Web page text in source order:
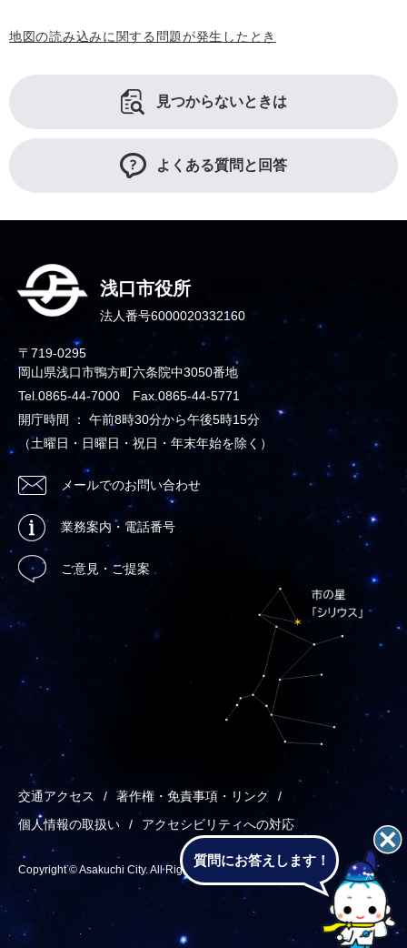
地図の読み込みに関する問題が発生したとき
見つからないときは
よくある質問と回答
浅口市役所
法人番号6000020332160
〒719-0295
岡山県浅口市鴨方町六条院中3050番地
Tel.0865-44-7000 Fax.0865-44-5771
開庁時間 ： 午前8時30分から午後5時15分
（土曜日・日曜日・祝日・年末年始を除く）
メールでのお問い合わせ
業務案内・電話番号
ご意見・ご提案
交通アクセス
著作権・免責事項・リンク
個人情報の取扱い
アクセシビリティへの対応
Copyright © Asakuchi City. All Rights Reserved.
質問にお答えします！